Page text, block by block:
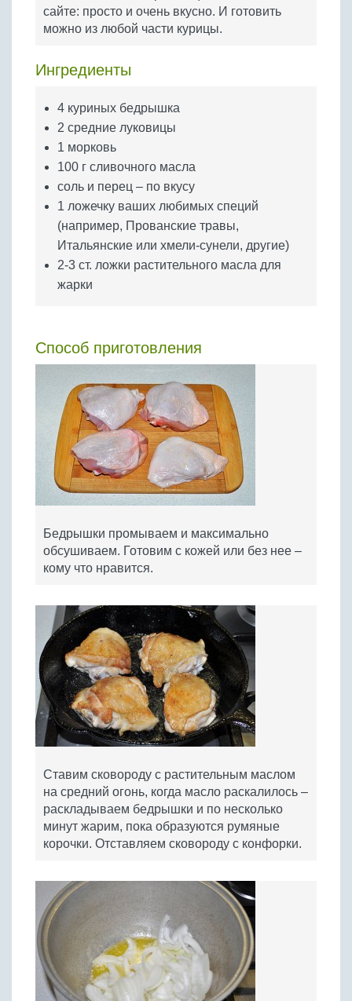
Бобовые
Яйца
сайте: просто и очень вкусно. И готовить
можно из любой части курицы.
Ингредиенты
4 куриных бедрышка
2 средние луковицы
1 морковь
100 г сливочного масла
соль и перец – по вкусу
1 ложечку ваших любимых специй
(например, Прованские травы,
Итальянские или хмели-сунели, другие)
2-3 ст. ложки растительного масла для
жарки
Способ приготовления
Бедрышки промываем и максимально
обсушиваем. Готовим с кожей или без нее –
кому что нравится.
Ставим сковороду с растительным маслом
на средний огонь, когда масло раскалилось –
раскладываем бедрышки и по несколько
минут жарим, пока образуются румяные
корочки. Отставляем сковороду с конфорки.